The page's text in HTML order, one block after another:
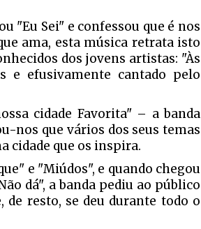
"Eu Sei" e confessou que é nos
ama, esta música retrata isto
dos jovens artistas: "Às
e efusivamente cantado pelo
cidade Favorita" – a banda
nos que vários dos seus temas
cidade que os inspira.
e "Miúdos", e quando chegou
dá", a banda pediu ao público
resto, se deu durante todo o